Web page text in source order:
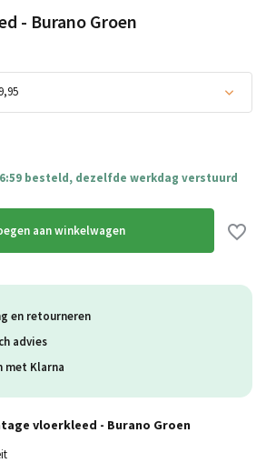
- Burano Groen
besteld, dezelfde werkdag verstuurd
aan winkelwagen
en retourneren
advies
met Klarna
vloerkleed - Burano Groen